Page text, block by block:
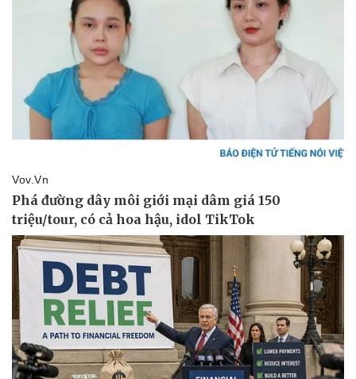
Kinh tế
Bất động sản
Khởi nghiệp
Thị trường
Giá vàng
Tiêu dùng
Tỷ giá